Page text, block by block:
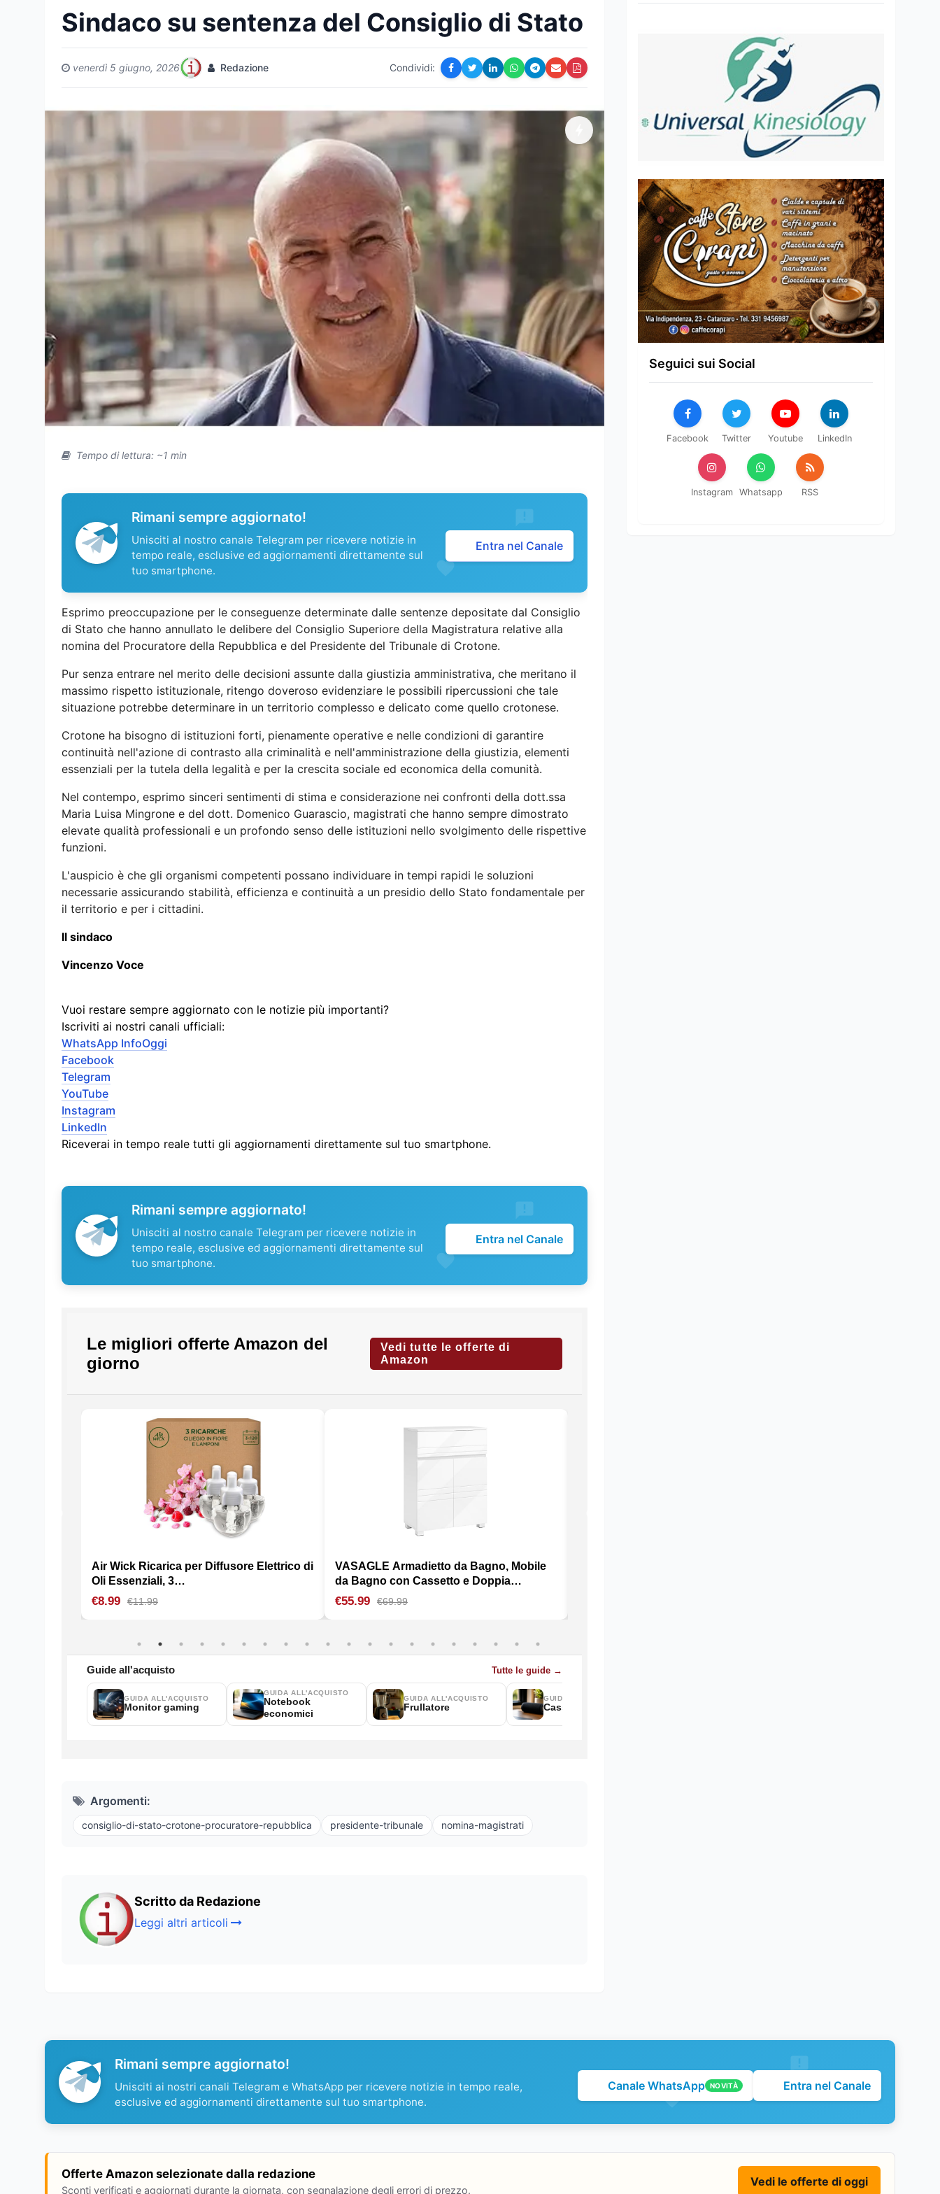
Sindaco su sentenza del Consiglio di Stato
venerdì 5 giugno, 2026 Redazione Condividi:
Tempo di lettura: ~1 min
Rimani sempre aggiornato!
Unisciti al nostro canale Telegram per ricevere notizie in
tempo reale, esclusive ed aggiornamenti direttamente sul
tuo smartphone.
Entra nel Canale
Esprimo preoccupazione per le conseguenze determinate dalle sentenze depositate dal Consiglio
di Stato che hanno annullato le delibere del Consiglio Superiore della Magistratura relative alla
nomina del Procuratore della Repubblica e del Presidente del Tribunale di Crotone.
Pur senza entrare nel merito delle decisioni assunte dalla giustizia amministrativa, che meritano il
massimo rispetto istituzionale, ritengo doveroso evidenziare le possibili ripercussioni che tale
situazione potrebbe determinare in un territorio complesso e delicato come quello crotonese.
Crotone ha bisogno di istituzioni forti, pienamente operative e nelle condizioni di garantire
continuità nell'azione di contrasto alla criminalità e nell'amministrazione della giustizia, elementi
essenziali per la tutela della legalità e per la crescita sociale ed economica della comunità.
Nel contempo, esprimo sinceri sentimenti di stima e considerazione nei confronti della dott.ssa
Maria Luisa Mingrone e del dott. Domenico Guarascio, magistrati che hanno sempre dimostrato
elevate qualità professionali e un profondo senso delle istituzioni nello svolgimento delle rispettive
funzioni.
L'auspicio è che gli organismi competenti possano individuare in tempi rapidi le soluzioni
necessarie assicurando stabilità, efficienza e continuità a un presidio dello Stato fondamentale per
il territorio e per i cittadini.
Il sindaco
Vincenzo Voce
Vuoi restare sempre aggiornato con le notizie più importanti?
Iscriviti ai nostri canali ufficiali:
WhatsApp InfoOggi
Facebook
Telegram
YouTube
Instagram
LinkedIn
Riceverai in tempo reale tutti gli aggiornamenti direttamente sul tuo smartphone.
Rimani sempre aggiornato!
Unisciti al nostro canale Telegram per ricevere notizie in
tempo reale, esclusive ed aggiornamenti direttamente sul
tuo smartphone.
Entra nel Canale
Argomenti:
consiglio-di-stato-crotone-procuratore-repubblica presidente-tribunale nomina-magistrati
Scritto da Redazione
Leggi altri articoli
Seguici sui Social
Facebook Twitter Youtube LinkedIn
Instagram Whatsapp RSS
Rimani sempre aggiornato!
Unisciti ai nostri canali Telegram e WhatsApp per ricevere notizie in tempo reale,
esclusive ed aggiornamenti direttamente sul tuo smartphone.
Canale WhatsApp NOVITÀ Entra nel Canale
Offerte Amazon selezionate dalla redazione
Sconti verificati e aggiornati durante la giornata, con segnalazione degli errori di prezzo.
Vedi le offerte di oggi